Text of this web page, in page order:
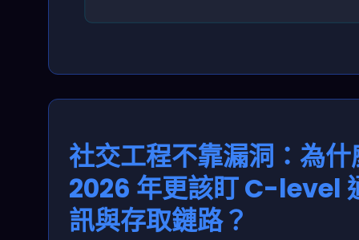
社交工程不靠漏洞：為什
2026 年更該盯 C-level
訊與存取鏈路？